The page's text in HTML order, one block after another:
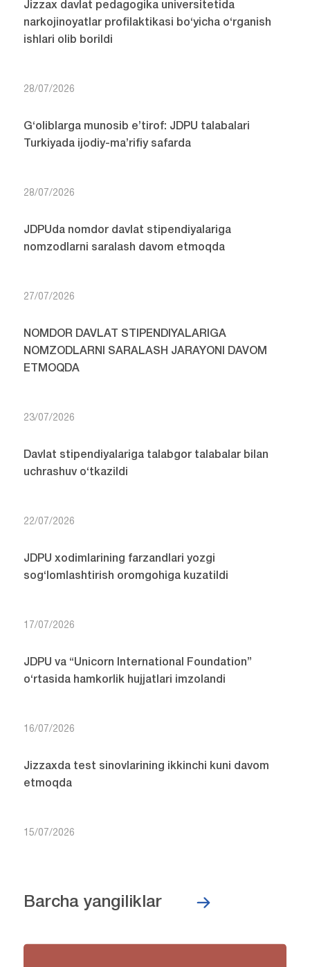
Jizzax davlat pedagogika universitetida
narkojinoyatlar profilaktikasi bo‘yicha o‘rganish
ishlari olib borildi
28/07/2026
G‘oliblarga munosib e’tirof: JDPU talabalari
Turkiyada ijodiy-ma’rifiy safarda
28/07/2026
JDPUda nomdor davlat stipendiyalariga
nomzodlarni saralash davom etmoqda
27/07/2026
NOMDOR DAVLAT STIPENDIYALARIGA
NOMZODLARNI SARALASH JARAYONI DAVOM
ETMOQDA
23/07/2026
Davlat stipendiyalariga talabgor talabalar bilan
uchrashuv o‘tkazildi
22/07/2026
JDPU xodimlarining farzandlari yozgi
sog‘lomlashtirish oromgohiga kuzatildi
17/07/2026
JDPU va “Unicorn International Foundation”
o‘rtasida hamkorlik hujjatlari imzolandi
16/07/2026
Jizzaxda test sinovlarining ikkinchi kuni davom
etmoqda
15/07/2026
Barcha yangiliklar